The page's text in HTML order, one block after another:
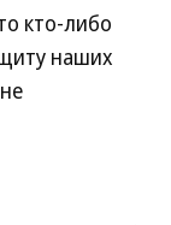
кто-либо
наших